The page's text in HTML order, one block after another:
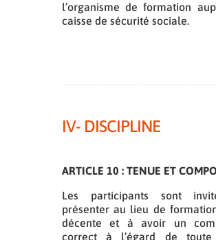
l’organisme de formation
caisse de sécurité sociale.
IV- DISCIPLINE
ARTICLE 10 : TENUE ET
Les participants sont
présenter au lieu de
décente et à avoir un
correct à l’égard de toute